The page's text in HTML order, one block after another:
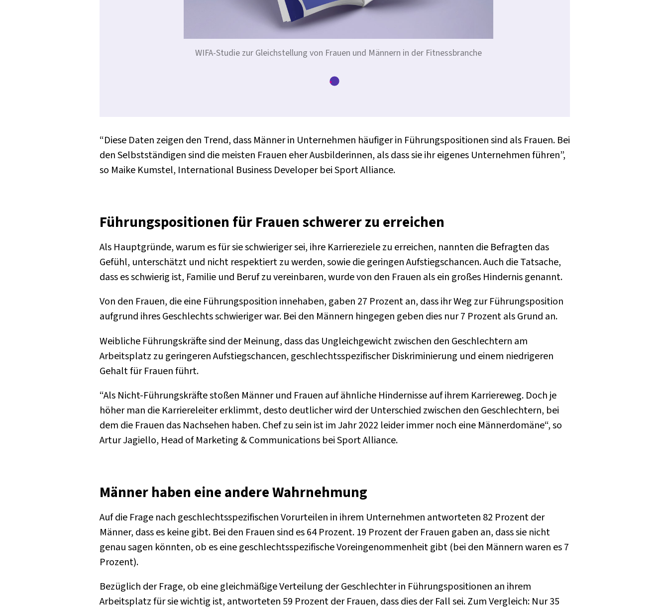
WIFA-Studie zur Gleichstellung von Frauen und Männern in der Fitnessbranche
“Diese Daten zeigen den Trend, dass Männer in Unternehmen häufiger in Führungspositionen sind als Frauen. Bei
den Selbstständigen sind die meisten Frauen eher Ausbilderinnen, als dass sie ihr eigenes Unternehmen führen”,
so Maike Kumstel, International Business Developer bei Sport Alliance.
Führungspositionen für Frauen schwerer zu erreichen
Als Hauptgründe, warum es für sie schwieriger sei, ihre Karriereziele zu erreichen, nannten die Befragten das
Gefühl, unterschätzt und nicht respektiert zu werden, sowie die geringen Aufstiegschancen. Auch die Tatsache,
dass es schwierig ist, Familie und Beruf zu vereinbaren, wurde von den Frauen als ein großes Hindernis genannt.
Von den Frauen, die eine Führungsposition innehaben, gaben 27 Prozent an, dass ihr Weg zur Führungsposition
aufgrund ihres Geschlechts schwieriger war. Bei den Männern hingegen geben dies nur 7 Prozent als Grund an.
Weibliche Führungskräfte sind der Meinung, dass das Ungleichgewicht zwischen den Geschlechtern am
Arbeitsplatz zu geringeren Aufstiegschancen, geschlechtsspezifischer Diskriminierung und einem niedrigeren
Gehalt für Frauen führt.
“Als Nicht-Führungskräfte stoßen Männer und Frauen auf ähnliche Hindernisse auf ihrem Karriereweg. Doch je
höher man die Karriereleiter erklimmt, desto deutlicher wird der Unterschied zwischen den Geschlechtern, bei
dem die Frauen das Nachsehen haben. Chef zu sein ist im Jahr 2022 leider immer noch eine Männerdomäne“, so
Artur Jagiello, Head of Marketing & Communications bei Sport Alliance.
Männer haben eine andere Wahrnehmung
Auf die Frage nach geschlechtsspezifischen Vorurteilen in ihrem Unternehmen antworteten 82 Prozent der
Männer, dass es keine gibt. Bei den Frauen sind es 64 Prozent. 19 Prozent der Frauen gaben an, dass sie nicht
genau sagen könnten, ob es eine geschlechtsspezifische Voreingenommenheit gibt (bei den Männern waren es 7
Prozent).
Bezüglich der Frage, ob eine gleichmäßige Verteilung der Geschlechter in Führungspositionen an ihrem
Arbeitsplatz für sie wichtig ist, antworteten 59 Prozent der Frauen, dass dies der Fall sei. Zum Vergleich: Nur 35